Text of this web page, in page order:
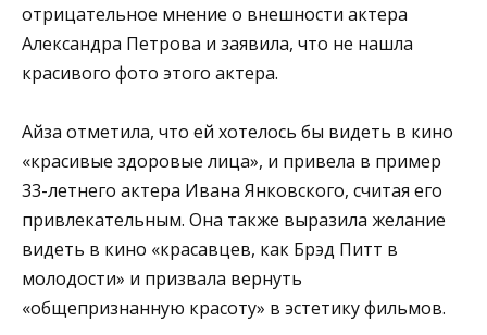
отрицательное мнение о внешности актера
Александра Петрова и заявила, что не нашла
красивого фото этого актера.
Айза отметила, что ей хотелось бы видеть в кино
«красивые здоровые лица», и привела в пример
33-летнего актера Ивана Янковского, считая его
привлекательным. Она также выразила желание
видеть в кино «красавцев, как Брэд Питт в
молодости» и призвала вернуть
«общепризнанную красоту» в эстетику фильмов.